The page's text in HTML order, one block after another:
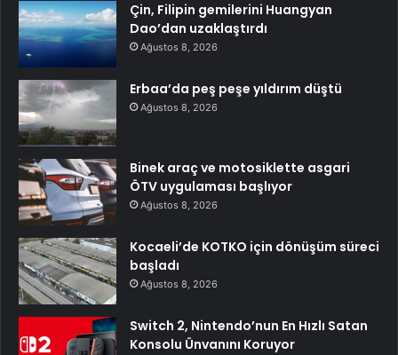
Çin, Filipin gemilerini Huangyan
Dao’dan uzaklaştırdı
Ağustos 8, 2026
Erbaa’da peş peşe yıldırım düştü
Ağustos 8, 2026
Binek araç ve motosiklette asgari
ÖTV uygulaması başlıyor
Ağustos 8, 2026
Kocaeli’de KOTKO için dönüşüm süreci
başladı
Ağustos 8, 2026
Switch 2, Nintendo’nun En Hızlı Satan
Konsolu Ünvanını Koruyor